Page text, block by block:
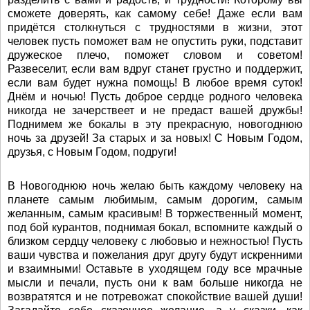
сможете доверять, как самому себе! Даже если вам
придётся столкнуться с трудностями в жизни, этот
человек пусть поможет вам не опустить руки, подставит
дружеское плечо, поможет словом и советом!
Развеселит, если вам вдруг станет грустно и поддержит,
если вам будет нужна помощь! В любое время суток!
Днём и ночью! Пусть доброе сердце родного человека
никогда не зачерствеет и не предаст вашей дружбы!
Поднимем же бокалы в эту прекрасную, новогоднюю
ночь за друзей! За старых и за новых! С Новым Годом,
друзья, с Новым Годом, подруги!
В Новогоднюю ночь желаю быть каждому человеку на
планете самым любимым, самым дорогим, самым
желанным, самым красивым! В торжественный момент,
под бой курантов, поднимая бокал, вспомните каждый о
близком сердцу человеку с любовью и нежностью! Пусть
ваши чувства и пожелания друг другу будут искренними
и взаимными! Оставьте в уходящем году все мрачные
мысли и печали, пусть они к вам больше никогда не
возвратятся и не потревожат спокойствие вашей души!